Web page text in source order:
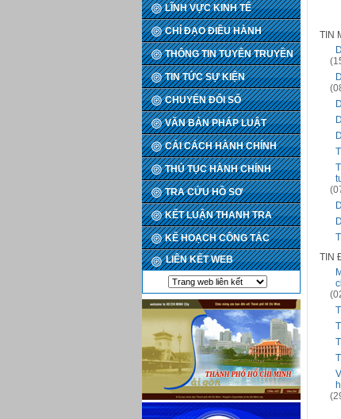
LĨNH VỰC KINH TẾ
CHỈ ĐẠO ĐIỀU HÀNH
THÔNG TIN TUYÊN TRUYỀN
TIN TỨC SỰ KIỆN
CHUYỂN ĐỔI SỐ
VĂN BẢN PHÁP LUẬT
CẢI CÁCH HÀNH CHÍNH
THỦ TỤC HÀNH CHÍNH
TRA CỨU HỒ SƠ
KẾT LUẬN THANH TRA
KẾ HOẠCH CÔNG TÁC
LIÊN KẾT WEB
TIN
TIN